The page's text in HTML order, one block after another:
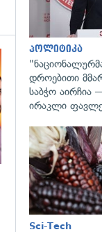
პოლიტიკა
დროებითი
საბჭო აირჩია
ირაკლი
Sci-Tech